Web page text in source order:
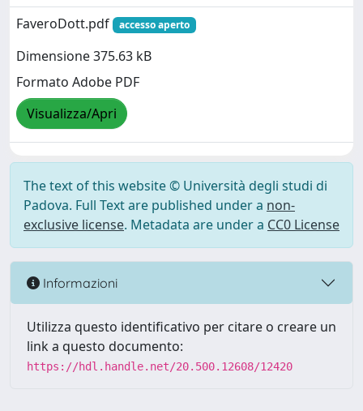
FaveroDott.pdf
accesso aperto
Dimensione 375.63 kB
Formato Adobe PDF
Visualizza/Apri
The text of this website © Università degli studi di
Padova. Full Text are published under a non-
exclusive license. Metadata are under a CC0 License
Informazioni
Utilizza questo identificativo per citare o creare un
link a questo documento:
https://hdl.handle.net/20.500.12608/12420